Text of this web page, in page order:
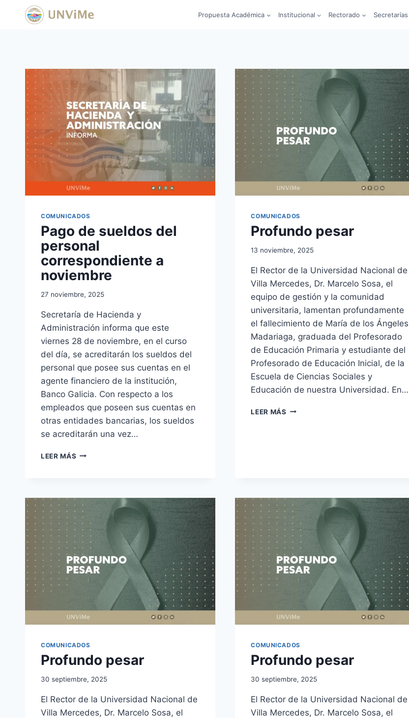
Propuesta Académica Institucional Rectorado Secretarías
COMUNICADOS
Pago de sueldos del
personal
correspondiente a
noviembre
27 noviembre, 2025
Secretaría de Hacienda y
Administración informa que este
viernes 28 de noviembre, en el curso
del día, se acreditarán los sueldos del
personal que posee sus cuentas en el
agente financiero de la institución,
Banco Galicia. Con respecto a los
empleados que poseen sus cuentas en
otras entidades bancarias, los sueldos
se acreditarán una vez…
LEER MÁS PAGO
CORRESPONDIENTE
NOVIEMBRE
COMUNICADOS
Profundo pesar
13 noviembre, 2025
El Rector de la Universidad Nacional de
Villa Mercedes, Dr. Marcelo Sosa, el
equipo de gestión y la comunidad
universitaria, lamentan profundamente
el fallecimiento de María de los Ángeles
Madariaga, graduada del Profesorado
de Educación Primaria y estudiante del
Profesorado de Educación Inicial, de la
Escuela de Ciencias Sociales y
Educación de nuestra Universidad. En…
LEER MÁS PROFUNDO
COMUNICADOS
Profundo pesar
30 septiembre, 2025
El Rector de la Universidad Nacional de
Villa Mercedes, Dr. Marcelo Sosa, el
COMUNICADOS
Profundo pesar
30 septiembre, 2025
El Rector de la Universidad Nacional de
Villa Mercedes, Dr. Marcelo Sosa, el